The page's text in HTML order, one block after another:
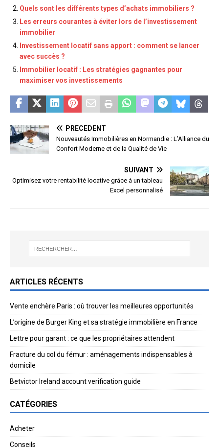
Quels sont les différents types d’achats immobiliers ?
Les erreurs courantes à éviter lors de l’investissement
immobilier
Investissement locatif sans apport : comment se lancer
avec succès ?
Immobilier locatif : Les stratégies gagnantes pour
maximiser vos investissements
PRÉCÉDENT
Nouveautés Immobilières en Normandie : L’Alliance du
Confort Moderne et de la Qualité de Vie
SUIVANT
Optimisez votre rentabilité locative grâce à un tableau
Excel personnalisé
ARTICLES RÉCENTS
Vente enchère Paris : où trouver les meilleures opportunités
L’origine de Burger King et sa stratégie immobilière en France
Lettre pour garant : ce que les propriétaires attendent
Fracture du col du fémur : aménagements indispensables à
domicile
Betvictor Ireland account verification guide
CATÉGORIES
Acheter
Conseils